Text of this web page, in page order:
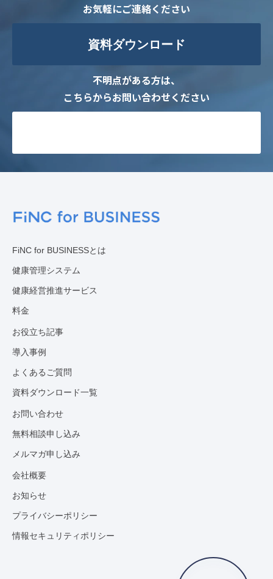
お気軽にご連絡ください
資料ダウンロード
不明点がある方は、
こちらからお問い合わせください
FiNC for BUSINESSとは
健康管理システム
健康経営推進サービス
料金
お役立ち記事
導入事例
よくあるご質問
資料ダウンロード一覧
お問い合わせ
無料相談申し込み
メルマガ申し込み
会社概要
お知らせ
プライバシーポリシー
情報セキュリティポリシー